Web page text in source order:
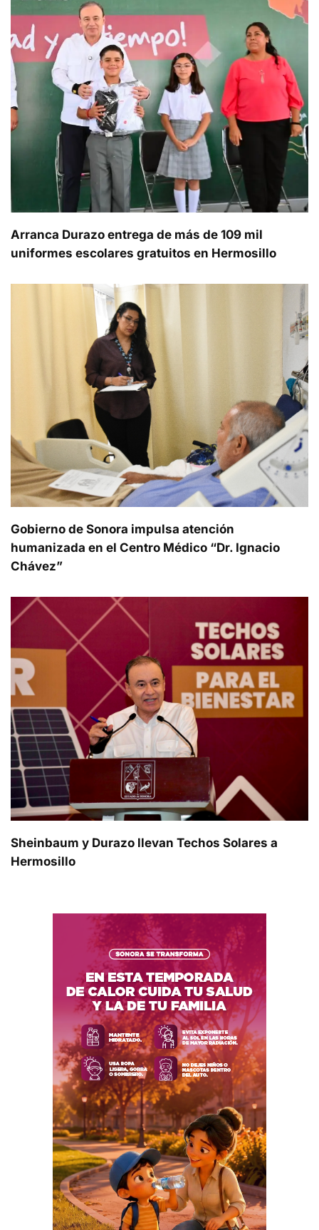
Arranca Durazo entrega de más de 109 mil
uniformes escolares gratuitos en Hermosillo
Gobierno de Sonora impulsa atención
humanizada en el Centro Médico “Dr. Ignacio
Chávez”
Sheinbaum y Durazo llevan Techos Solares a
Hermosillo